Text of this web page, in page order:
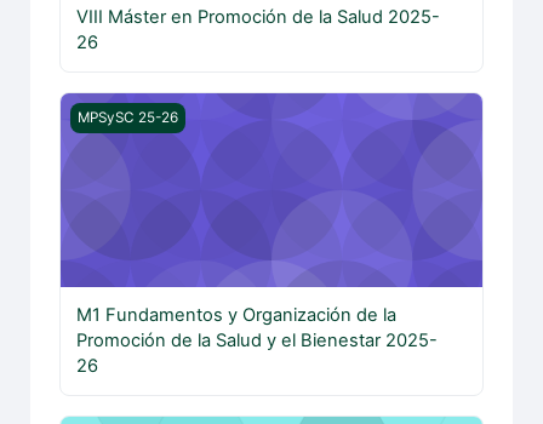
VIII Máster en Promoción de la Salud 2025-
26
M1 Fundamentos y Organización de la Promoción de la
MPSySC 25-26
M1 Fundamentos y Organización de la
Promoción de la Salud y el Bienestar 2025-
26